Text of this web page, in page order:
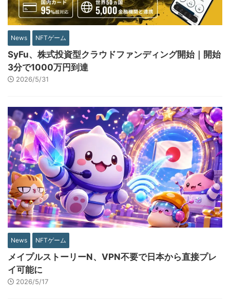
News NFTゲーム
SyFu、株式投資型クラウドファンディング開始｜開始
3分で1000万円到達
2026/5/31
News NFTゲーム
メイプルストーリーN、VPN不要で日本から直接プレ
イ可能に
2026/5/17